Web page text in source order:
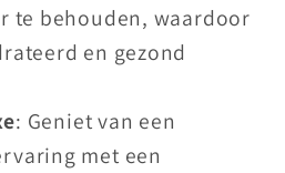
te behouden, waardoor
en gezond
: Geniet van een
met een